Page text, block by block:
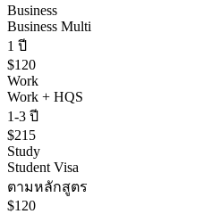
Business
Business Multi
1 ปี
$120
Work
Work + HQS
1-3 ปี
$215
Study
Student Visa
ตามหลักสูตร
$120